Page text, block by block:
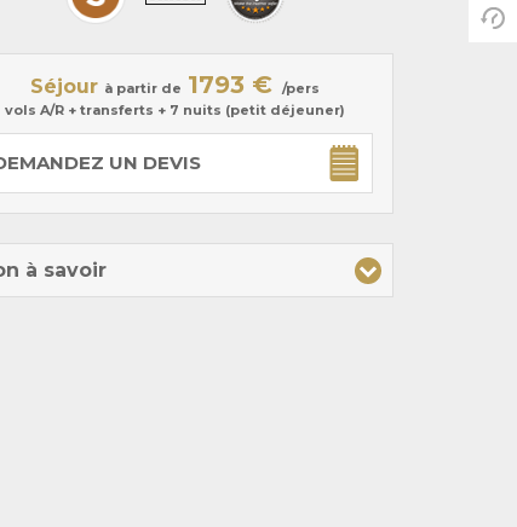
Séjour à partir de 1793 € /pers
vols A/R + transferts + 7 nuits (petit déjeuner)
UN DEVIS
à savoir